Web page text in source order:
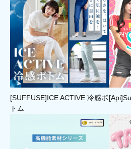
[SUFFUSE]ICE ACTIVE 冷感ボ
トム